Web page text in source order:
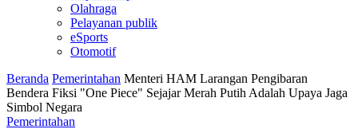
Olahraga
Pelayanan publik
eSports
Otomotif
Beranda Pemerintahan Menteri HAM Larangan Pengibaran
Bendera Fiksi "One Piece" Sejajar Merah Putih Adalah Upaya Jaga
Simbol Negara
Pemerintahan